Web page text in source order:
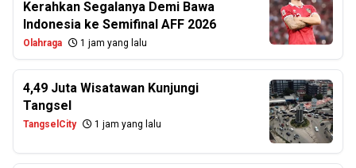
Kerahkan Segalanya Demi Bawa
Indonesia ke Semifinal AFF 2026
Olahraga 1 jam yang lalu
4,49 Juta Wisatawan Kunjungi
Tangsel
TangselCity 1 jam yang lalu